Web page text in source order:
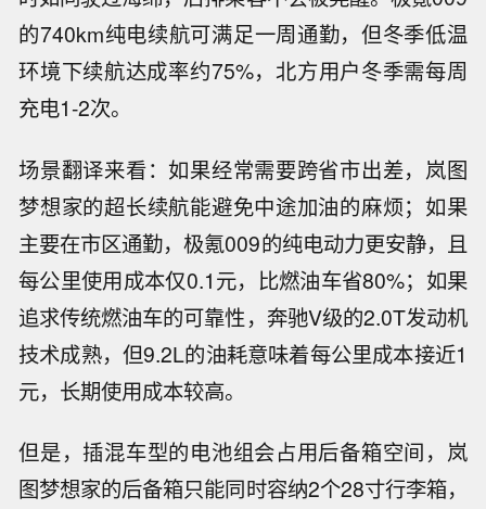
的740km纯电续航可满足一周通勤，但冬季低温
环境下续航达成率约75%，北方用户冬季需每周
充电1-2次。
场景翻译来看：如果经常需要跨省市出差，岚图
梦想家的超长续航能避免中途加油的麻烦；如果
主要在市区通勤，极氪009的纯电动力更安静，且
每公里使用成本仅0.1元，比燃油车省80%；如果
追求传统燃油车的可靠性，奔驰V级的2.0T发动机
技术成熟，但9.2L的油耗意味着每公里成本接近1
元，长期使用成本较高。
但是，插混车型的电池组会占用后备箱空间，岚
图梦想家的后备箱只能同时容纳2个28寸行李箱，